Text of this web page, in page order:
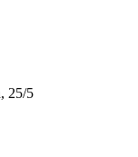
25/5